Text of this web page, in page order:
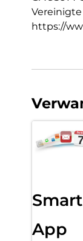
https://
App